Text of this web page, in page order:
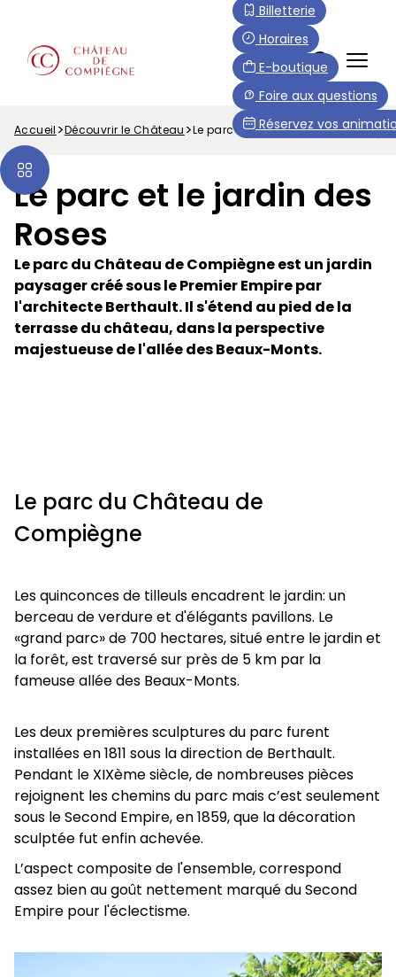
contenu
principal
Menu
Top
FR
Billetterie
Horaires
E-boutique
Foire aux questions
Réservez vos
Fil
d'Ariane
Accueil Découvrir le Château Le parc
Le parc et le jardin des
Roses
Le parc du Château de Compiègne est un jardin
paysager créé sous le Premier Empire par
l'architecte Berthault. Il s'étend au pied de la
terrasse du château, dans la perspective
majestueuse de l'allée des Beaux-Monts.
Le parc du Château de
Compiègne
Les quinconces de tilleuls encadrent le jardin: un
berceau de verdure et d'élégants pavillons. Le
«grand parc» de 700 hectares, situé entre le jardin et
la forêt, est traversé sur près de 5 km par la
fameuse allée des Beaux-Monts.
Les deux premières sculptures du parc furent
installées en 1811 sous la direction de Berthault.
Pendant le XIXème siècle, de nombreuses pièces
rejoignent les chemins du parc mais c’est seulement
sous le Second Empire, en 1859, que la décoration
sculptée fut enfin achevée.
L’aspect composite de l'ensemble, correspond
assez bien au goût nettement marqué du Second
Empire pour l'éclectisme.